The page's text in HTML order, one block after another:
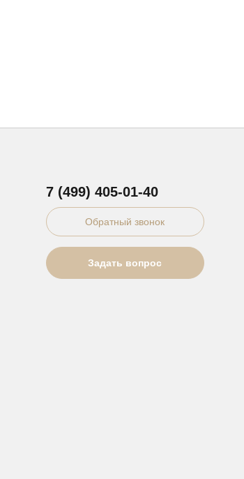
7 (499) 405-01-40
Обратный звонок
Задать вопрос